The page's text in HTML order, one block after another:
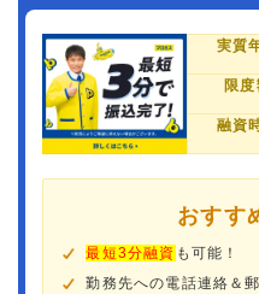
実質
限度
融資
おすす
最短3分融資 も可能！
勤務先への電話連絡＆